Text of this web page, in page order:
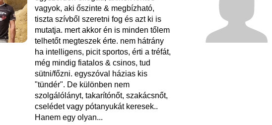
vagyok, aki őszinte & megbízható,
tiszta szívből szeretni fog és azt ki is
mutatja. mert akkor én is minden tőlem
telhetőt megteszek érte. nem hátrány
ha intelligens, picit sportos, érti a tréfát,
még mindig fiatalos & csinos, tud
sütni/főzni. egyszóval házias kis
"tündér". De különben nem
szolgálólányt, takarítónőt, szakácsnőt,
cselédet vagy pótanyukát keresek..
Hanem egy olyan...